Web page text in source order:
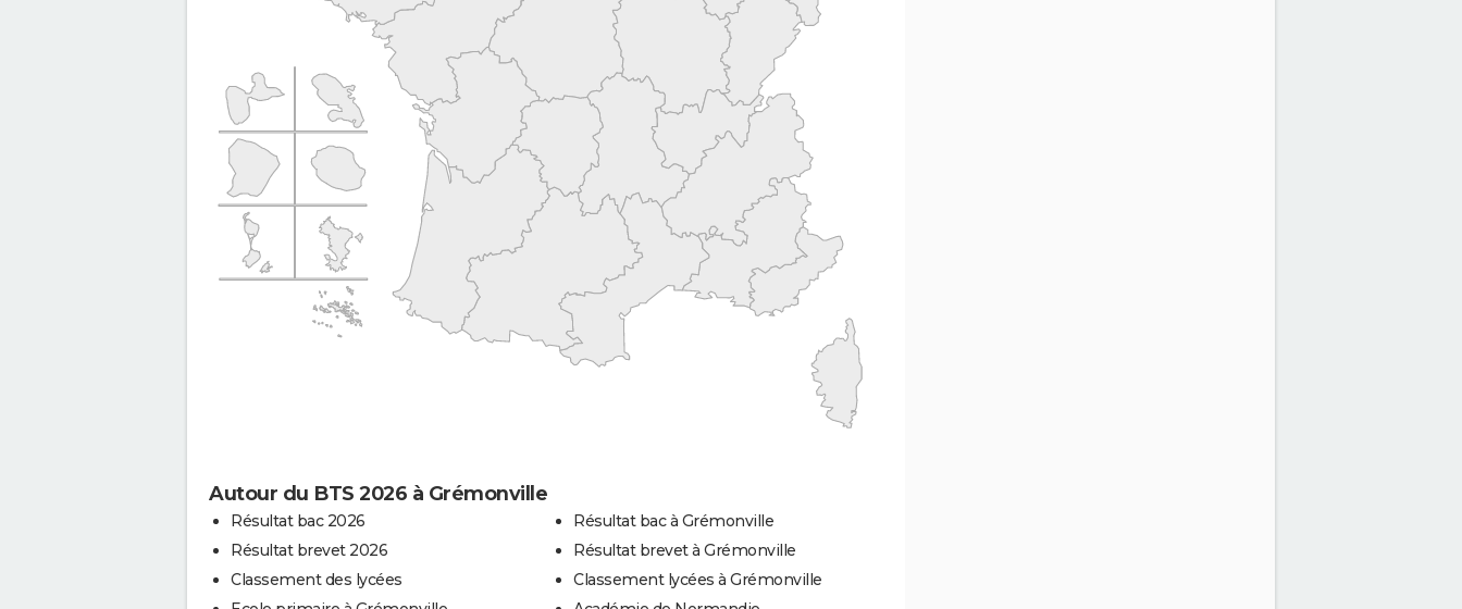
Autour du BTS 2026 à Grémonville
Résultat bac 2026
Résultat brevet 2026
Classement des lycées
Résultat bac à Grémonville
Résultat brevet à Grémonville
Classement lycées à Grémonville